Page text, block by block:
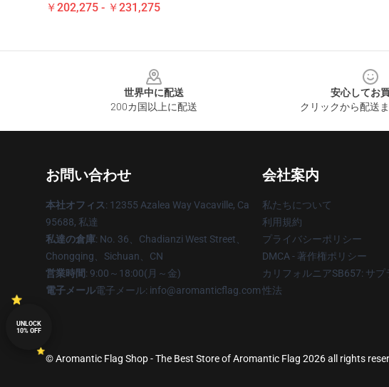
￥202,275 - ￥231,275
世界中に配送
200カ国以上に配送
安心してお
クリックから配送
お問い合わせ
本社オフィス: 12355 Azalea Way Vacaville, Ca
95688, 私達
私達の倉庫: No. 36、Chadianzi West Street、
Chongqing、Sichuan、CN
営業時間: 9:00～18:00(月～金)
電子メール電子メール: info@aromanticflag.com
会社案内
私たちについて
利用規約
プライバシーポリシー
DMCA - 著作権ポリシー
カリフォルニアSB657: サ
性法
© Aromantic Flag Shop - The Best Store of Aromantic Flag 2026 all rights
UNLOCK
10% OFF